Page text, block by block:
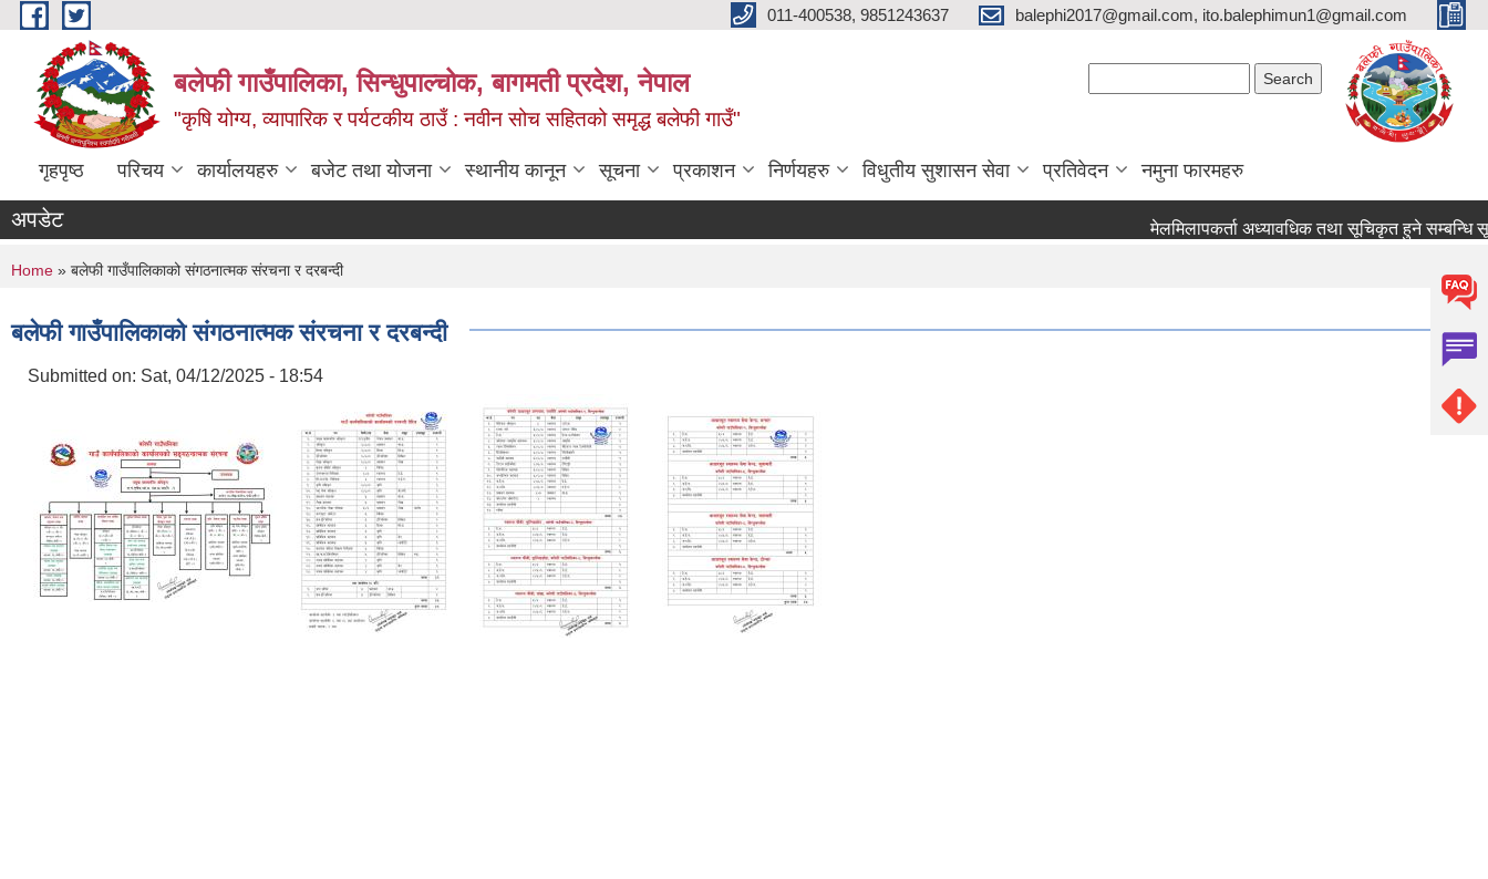
Skip to main content 011-400538, 9851243637 balephi2017@gmail.com, ito.balephimun1@gmail.com
बलेफी गाउँपालिका, सिन्धुपाल्चोक, बागमती प्रदेश, नेपाल
"कृषि योग्य, व्यापारिक र पर्यटकीय ठाउँ : नवीन सोच सहितको समृद्ध बलेफी गाउँ"
गृहपृष्ठ परिचय कार्यालयहरु बजेट तथा योजना स्थानीय कानून सूचना प्रकाशन निर्णयहरु विधुतीय सुशासन सेवा प्रतिवेदन नमुना फारमहरु
अपडेट मेलमिलापकर्ता अध्यावधिक तथा सूचिकृत हुने सम्बन्धि सूचना
You are here
Home » बलेफी गाउँपालिकाको संगठनात्मक संरचना र दरबन्दी
बलेफी गाउँपालिकाको संगठनात्मक संरचना र दरबन्दी
Submitted on: Sat, 04/12/2025 - 18:54